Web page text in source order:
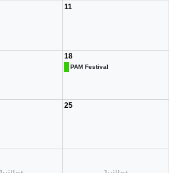
11
18
PAM Festival
25